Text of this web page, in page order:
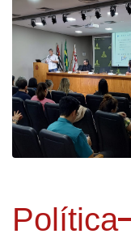
Política